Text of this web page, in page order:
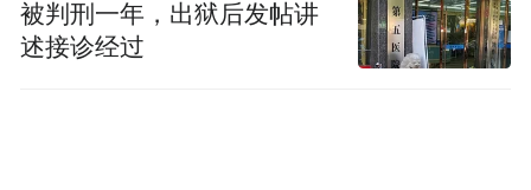
被判刑一年，出狱后发帖讲
述接诊经过